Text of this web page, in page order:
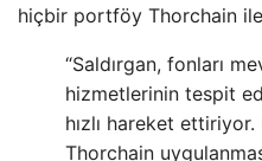
hiçbir portföy Thorchain
“Saldırgan, fonları
hizmetlerinin tespit
hızlı hareket
Thorchain